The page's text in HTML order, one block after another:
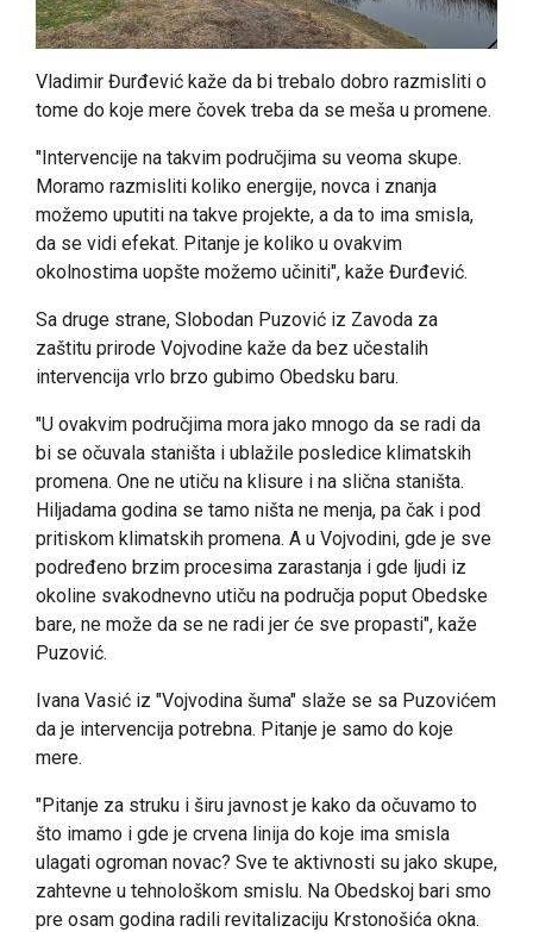
Vladimir Đurđević kaže da bi trebalo dobro razmisliti o
tome do koje mere čovek treba da se meša u promene.
"Intervencije na takvim područjima su veoma skupe.
Moramo razmisliti koliko energije, novca i znanja
možemo uputiti na takve projekte, a da to ima smisla,
da se vidi efekat. Pitanje je koliko u ovakvim
okolnostima uopšte možemo učiniti", kaže Đurđević.
Sa druge strane, Slobodan Puzović iz Zavoda za
zaštitu prirode Vojvodine kaže da bez učestalih
intervencija vrlo brzo gubimo Obedsku baru.
"U ovakvim područjima mora jako mnogo da se radi da
bi se očuvala staništa i ublažile posledice klimatskih
promena. One ne utiču na klisure i na slična staništa.
Hiljadama godina se tamo ništa ne menja, pa čak i pod
pritiskom klimatskih promena. A u Vojvodini, gde je sve
podređeno brzim procesima zarastanja i gde ljudi iz
okoline svakodnevno utiču na područja poput Obedske
bare, ne može da se ne radi jer će sve propasti", kaže
Puzović.
Ivana Vasić iz "Vojvodina šuma" slaže se sa Puzovićem
da je intervencija potrebna. Pitanje je samo do koje
mere.
"Pitanje za struku i širu javnost je kako da očuvamo to
što imamo i gde je crvena linija do koje ima smisla
ulagati ogroman novac? Sve te aktivnosti su jako skupe,
zahtevne u tehnološkom smislu. Na Obedskoj bari smo
pre osam godina radili revitalizaciju Krstonošića okna.